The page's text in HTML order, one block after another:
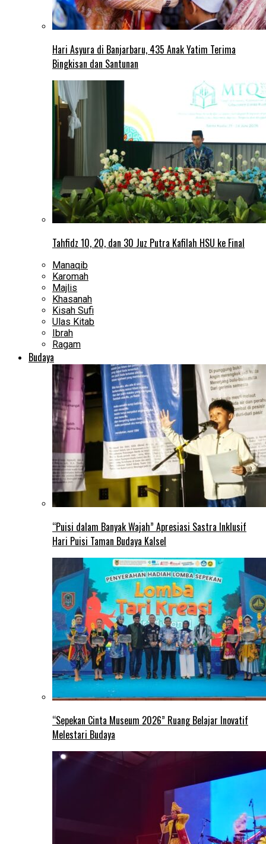
Hari Asyura di Banjarbaru, 435 Anak Yatim Terima
Bingkisan dan Santunan
Tahfidz 10, 20, dan 30 Juz Putra Kafilah HSU ke Final
Manaqib
Karomah
Majlis
Khasanah
Kisah Sufi
Ulas Kitab
Ibrah
Ragam
Budaya
“Puisi dalam Banyak Wajah” Apresiasi Sastra Inklusif
Hari Puisi Taman Budaya Kalsel
“Sepekan Cinta Museum 2026” Ruang Belajar Inovatif
Melestari Budaya